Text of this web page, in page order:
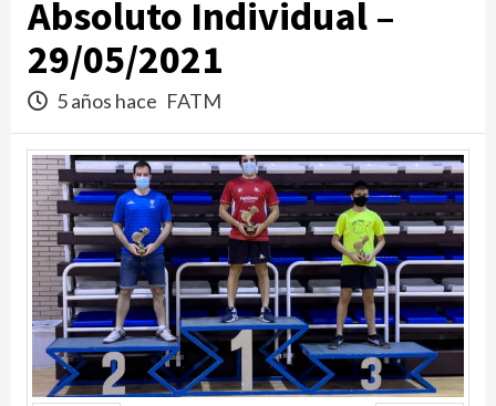
Absoluto Individual –
29/05/2021
5 años hace FATM